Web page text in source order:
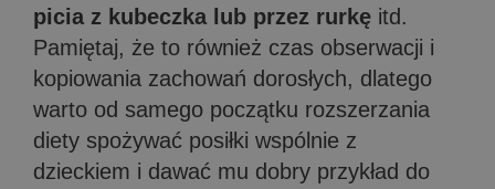
picia z kubeczka lub przez rurkę itd.
Pamiętaj, że to również czas obserwacji i
kopiowania zachowań dorosłych, dlatego
warto od samego początku rozszerzania
diety spożywać posiłki wspólnie z
dzieckiem i dawać mu dobry przykład do